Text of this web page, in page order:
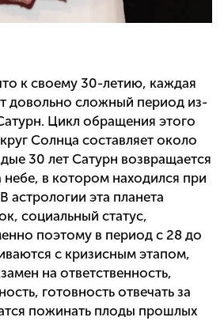
к своему 30-летию, каждая
довольно сложный период из-
Цикл обращения этого
Солнца составляет около
30 лет Сатурн возвращается
в котором находился при
эта планета
социальный статус,
поэтому в период с 28 до
с кризисным этапом,
на ответственность,
готовность отвечать за
пожинать плоды прошлых